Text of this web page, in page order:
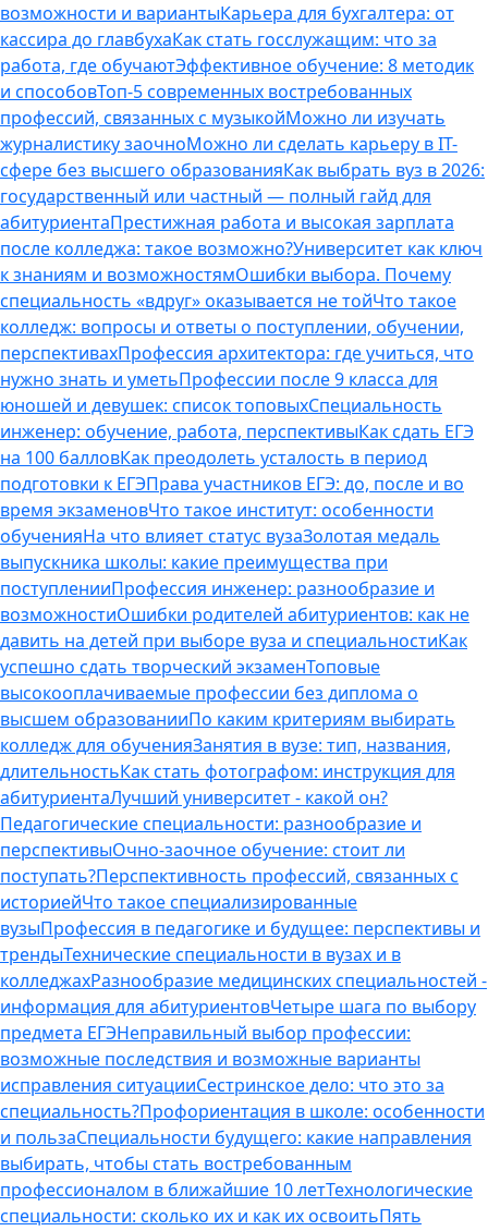
возможности и вариантыКарьера для бухгалтера: от
кассира до главбухаКак стать госслужащим: что за
работа, где обучаютЭффективное обучение: 8 методик
и способовТоп-5 современных востребованных
профессий, связанных с музыкойМожно ли изучать
журналистику заочноМожно ли сделать карьеру в IT-
сфере без высшего образованияКак выбрать вуз в 2026:
государственный или частный — полный гайд для
абитуриентаПрестижная работа и высокая зарплата
после колледжа: такое возможно?Университет как ключ
к знаниям и возможностямОшибки выбора. Почему
специальность «вдруг» оказывается не тойЧто такое
колледж: вопросы и ответы о поступлении, обучении,
перспективахПрофессия архитектора: где учиться, что
нужно знать и уметьПрофессии после 9 класса для
юношей и девушек: список топовыхСпециальность
инженер: обучение, работа, перспективыКак сдать ЕГЭ
на 100 балловКак преодолеть усталость в период
подготовки к ЕГЭПрава участников ЕГЭ: до, после и во
время экзаменовЧто такое институт: особенности
обученияНа что влияет статус вузаЗолотая медаль
выпускника школы: какие преимущества при
поступленииПрофессия инженер: разнообразие и
возможностиОшибки родителей абитуриентов: как не
давить на детей при выборе вуза и специальностиКак
успешно сдать творческий экзаменТоповые
высокооплачиваемые профессии без диплома о
высшем образованииПо каким критериям выбирать
колледж для обученияЗанятия в вузе: тип, названия,
длительностьКак стать фотографом: инструкция для
абитуриентаЛучший университет - какой он?
Педагогические специальности: разнообразие и
перспективыОчно-заочное обучение: стоит ли
поступать?Перспективность профессий, связанных с
историейЧто такое специализированные
вузыПрофессия в педагогике и будущее: перспективы и
трендыТехнические специальности в вузах и в
колледжахРазнообразие медицинских специальностей -
информация для абитуриентовЧетыре шага по выбору
предмета ЕГЭНеправильный выбор профессии:
возможные последствия и возможные варианты
исправления ситуацииСестринское дело: что это за
специальность?Профориентация в школе: особенности
и пользаСпециальности будущего: какие направления
выбирать, чтобы стать востребованным
профессионалом в ближайшие 10 летТехнологические
специальности: сколько их и как их освоитьПять